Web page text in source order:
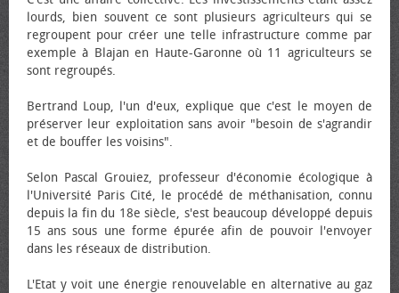
lourds, bien souvent ce sont plusieurs agriculteurs qui se
regroupent pour créer une telle infrastructure comme par
exemple à Blajan en Haute-Garonne où 11 agriculteurs se
sont regroupés.
Bertrand Loup, l'un d'eux, explique que c'est le moyen de
préserver leur exploitation sans avoir "besoin de s'agrandir
et de bouffer les voisins".
Selon Pascal Grouiez, professeur d'économie écologique à
l'Université Paris Cité, le procédé de méthanisation, connu
depuis la fin du 18e siècle, s'est beaucoup développé depuis
15 ans sous une forme épurée afin de pouvoir l'envoyer
dans les réseaux de distribution.
L'Etat y voit une énergie renouvelable en alternative au gaz